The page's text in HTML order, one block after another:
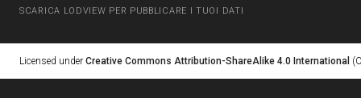
SCARICA LODVIEW PER PUBBLICARE I TUOI DATI
Licensed under Creative Commons Attribution-ShareAlike 4.0 International